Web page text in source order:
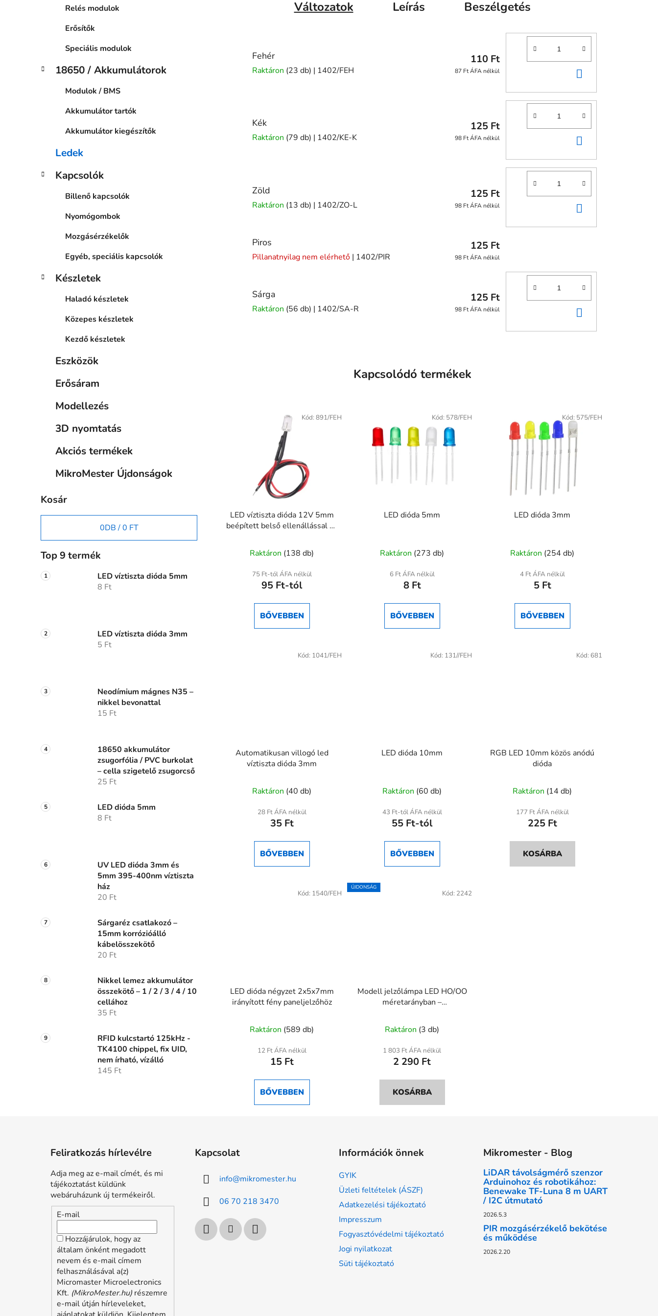
Relés modulok
Erősítők
Speciális modulok
18650 / Akkumulátorok
Modulok / BMS
Akkumulátor tartók
Akkumulátor kiegészítők
Ledek
Kapcsolók
Billenő kapcsolók
Nyomógombok
Mozgásérzékelők
Egyéb, speciális kapcsolók
Készletek
Haladó készletek
Közepes készletek
Kezdő készletek
Eszközök
Erősáram
Modellezés
3D nyomtatás
Akciós termékek
MikroMester Újdonságok
Kosár
0DB /0 FT
Top 9 termék
LED víztiszta dióda 5mm
8 Ft
LED víztiszta dióda 3mm
5 Ft
Neodímium mágnes N35 –
nikkel bevonattal
15 Ft
18650 akkumulátor
zsugorfólia / PVC burkolat
– cella szigetelő zsugorcső
25 Ft
LED dióda 5mm
8 Ft
UV LED dióda 3mm és
5mm 395-400nm víztiszta
ház
20 Ft
Sárgaréz csatlakozó –
15mm korrózióálló
kábelösszekötő
20 Ft
Nikkel lemez akkumulátor
összekötő – 1 / 2 / 3 / 4 / 10
cellához
35 Ft
RFID kulcstartó 125kHz -
TK4100 chippel, fix UID,
nem írható, vízálló
145 Ft
Változatok Leírás Beszélgetés
Fehér
Raktáron (23 db) | 1402/FEH
110 Ft
87 Ft ÁFA nélkül
Kék
Raktáron (79 db) | 1402/KE-K
125 Ft
98 Ft ÁFA nélkül
Zöld
Raktáron (13 db) | 1402/ZO-L
125 Ft
98 Ft ÁFA nélkül
Piros
Pillanatnyilag nem elérhető | 1402/PIR
125 Ft
98 Ft ÁFA nélkül
Sárga
Raktáron (56 db) | 1402/SA-R
125 Ft
98 Ft ÁFA nélkül
Kapcsolódó termékek
LED víztiszta dióda 12V 5mm
beépített belső ellenállással és
Raktáron (138 db)
75 Ft-tól ÁFA nélkül
95 Ft-tól
BŐVEBBEN
Kód: 891/FEH
LED dióda 5mm
Raktáron (273 db)
6 Ft ÁFA nélkül
8 Ft
BŐVEBBEN
Kód: 578/FEH
LED dióda 3mm
termék
átlagos
értékelése
ből
Raktáron (254 db)
4 Ft ÁFA nélkül
5 Ft
BŐVEBBEN
Kód: 575/FEH
Automatikusan villogó led
víztiszta dióda 3mm
termék
átlagos
értékelése
ből
Raktáron (40 db)
28 Ft ÁFA nélkül
35 Ft
BŐVEBBEN
Kód: 1041/FEH
LED dióda 10mm
termék
átlagos
értékelése
ből
Raktáron (60 db)
43 Ft-tól ÁFA nélkül
55 Ft-tól
BŐVEBBEN
Kód: 131//FEH
RGB LED 10mm közös anódú
dióda
Raktáron (14 db)
177 Ft ÁFA nélkül
225 Ft
KOSÁRBA
Kód: 681
LED dióda négyzet 2x5x7mm
irányított fény paneljelzőhöz
termék
átlagos
értékelése
ből
Raktáron (589 db)
12 Ft ÁFA nélkül
15 Ft
BŐVEBBEN
Kód: 1540/FEH
ÚJDONSÁG
Modell jelzőlámpa LED HO/OO
méretarányban –
Raktáron (3 db)
1 803 Ft ÁFA nélkül
2 290 Ft
KOSÁRBA
Kód: 2242
Feliratkozás hírlevélre
Adja meg az e-mail címét, és mi
tájékoztatást küldünk
webáruházunk új termékeiről.
E-mail
Hozzájárulok, hogy az
általam önként megadott
nevem és e-mail címem
felhasználásával a(z)
Micromaster Microelectronics
Kft. (MikroMester.hu) részemre
e-mail útján hírleveleket,
Kapcsolat
info@mikromester.hu
06 70 218 3470
Információk önnek
GYIK
Üzleti feltételek (ÁSZF)
Adatkezelési tájékoztató
Impresszum
Fogyasztóvédelmi tájékoztató
Jogi nyilatkozat
Süti tájékoztató
Mikromester - Blog
LiDAR távolságmérő szenzor
Arduinohoz és robotikához:
Benewake TF-Luna 8 m UART
/ I2C útmutató
2026.5.3
PIR mozgásérzékelő bekötése
és működése
2026.2.20